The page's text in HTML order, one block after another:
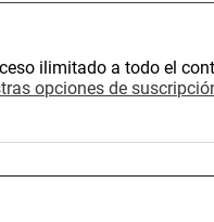
ilimitado a todo el
opciones de